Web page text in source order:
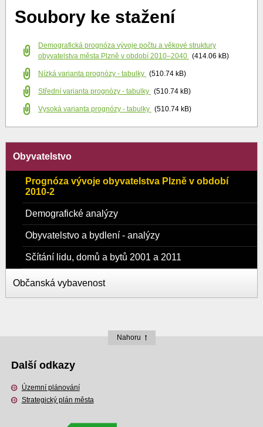
Soubory ke stažení
Demografická prognóza vývoje počtu a věkové struktury
obyvatelstva města Plzně v období 2010–2040 (414.06 kB)
Nízká varianta prognózy - tabulky (510.74 kB)
Střední varianta prognózy - tabulky (510.74 kB)
Vysoká varianta prognózy - tabulky (510.74 kB)
Obyvatelstvo
Prognóza vývoje obyvatelstva Plzně v období
2010-2
Demografické analýzy
Obyvatelstvo a bydlení - analýzy
Sčítání lidu, domů a bytů 2001 a 2011
Občanská vybavenost
Nahoru
Další odkazy
Územní plánování
Strategický plán města